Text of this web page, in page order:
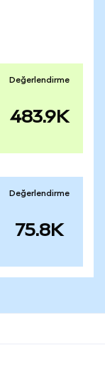
Değerlendirme
483.9K
Değerlendirme
75.8K